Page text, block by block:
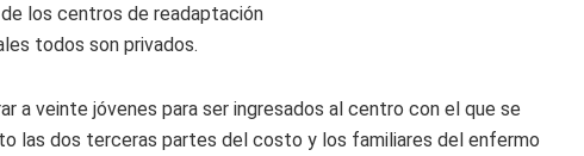
los centros de readaptación
todos son privados.
a veinte jóvenes para ser ingresados al centro con el que se
las dos terceras partes del costo y los familiares del enfermo